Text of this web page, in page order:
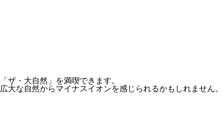
「ザ・大自然」を満喫できます。
広大な自然からマイナスイオンを感じられるかもしれません。